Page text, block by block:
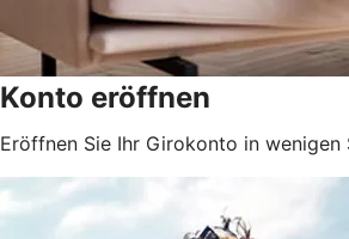
Konto eröffnen
Eröffnen Sie Ihr Girokonto in wenigen